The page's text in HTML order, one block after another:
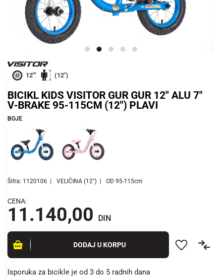
12"" (12")
BICIKL KIDS VISITOR GUR GUR 12" ALU 7"
V-BRAKE 95-115CM (12") PLAVI
BOJE
Šifra: 1120106 VELIČINA (12") OD 95-115cm
CENA:
11.140,00 DIN
DODAJ U KORPU
Isporuka za bicikle je od 3 do 5 radnih dana